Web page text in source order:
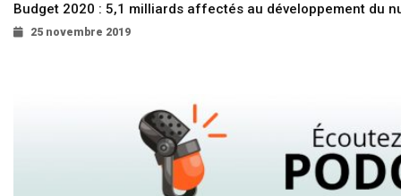
Budget 2020 : 5,1 milliards affectés au développement du
25 novembre 2019